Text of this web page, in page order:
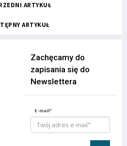
ARTYKUŁ
ARTYKUŁ
Zachęcamy do
zapisania się do
Newslettera
E-mail*